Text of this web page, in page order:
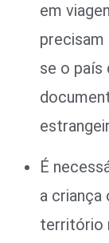
em
se o país
É
a criança
território